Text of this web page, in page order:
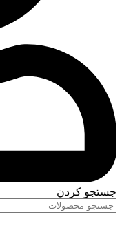
جستجو کردن